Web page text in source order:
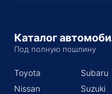
Каталог
Под полную пошлину
Toyota
Nissan
Subaru
Suzuki